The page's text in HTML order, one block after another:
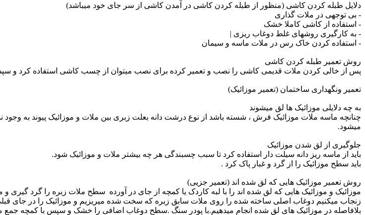
دلایل طبله کردن کاشی (منظور از طبله کردن کاشی در آمدن کاشی از سر جای خود میباشد)
- بی توجهی در ملات گذاری
- استفاده از کاشی کاملا خشک
- به کارگیری روشهای غلط دوغاب ریزی |
- استفاده کردن خاک رس در ملات ماسه و سیمان
روش تعمیر طبله کردن کاشی
پس از خالی کردن ملات قدیمی کاشی را نصب و تعمیر کرده برای نصب میتوان از چسب کاشی استفاده کرد و
تعمیر ونگهداری ساختمان (تعمیر موزائیک)
به چه دلایلی موزائیک ها لق میشوند
چنانچه ماسه ملات موزائیک فرش ، شسته باشد از نوع درشت دانه بعلت زبری بین ملات و موزائیک پیوند به
میشود.
جلوگیری از لق شدن موزائیک
باید از ماسه ریز دانه سیلت دار استفاده کرد تا سبب چسبندگی هر چه بیشتر ملات و موزائیک شود.
باید سطح موزائیک را از گرد و غبار پاک کرد .
روش تعمیر موزائیک هایی که لق شده اند (تعمیر جزیی)
موزائیک و موزائیک هایی که لق شده اند را با لبه کاردک یا کمچه از جای در آورده سطح ملات زبره را گرد گیری
زنجاب میکنیم دوغاب اصلی ساخته شده را روی ملات سابق زبره که سخت شده میریزیم و موزائیک را در جای
بلافاصله در موزائیک های لق شده انجام میدهیم.با پودر سنگ .سطح دوغاب اضافی را خشک و سپس با کمچه جمع